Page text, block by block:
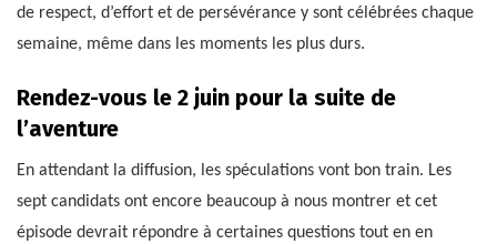
de respect, d’effort et de persévérance y sont célébrées chaque
semaine, même dans les moments les plus durs.
Rendez-vous le 2 juin pour la suite de
l’aventure
En attendant la diffusion, les spéculations vont bon train. Les
sept candidats ont encore beaucoup à nous montrer et cet
épisode devrait répondre à certaines questions tout en en